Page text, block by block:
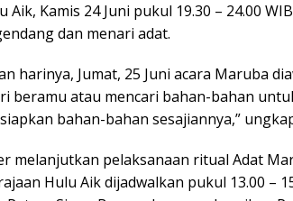
Aik, Kamis 24 Juni pukul 19.30 – 24.00
dan menari adat.
harinya, Jumat, 25 Juni acara Maruba
beramu atau mencari bahan-bahan
bahan-bahan sesajiannya,”
melanjutkan pelaksanaan ritual Adat
Hulu Aik dijadwalkan pukul 13.00 –